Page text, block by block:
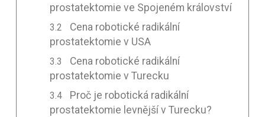
prostatektomie ve Spojeném království
Cena robotické radikální
prostatektomie v USA
Cena robotické radikální
prostatektomie v Turecku
Proč je robotická radikální
prostatektomie levnější v Turecku?